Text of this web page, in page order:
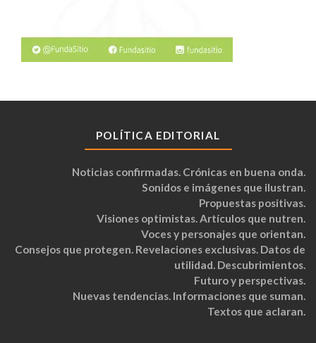
POLÍTICA EDITORIAL
Noticias confirmadas. Crónicas en buena onda.
Sonidos e imágenes que ilustran.
Propuestas positivas.
Visiones optimistas. Artículos que nutren.
Voces y personajes que orientan.
Consejos que protegen. Revelaciones exclusivas. Datos de
utilidad. Descubrimientos.
Futuro y perspectivas.
Nuevas tendencias. Informaciones que suman.
Textos que aclaran.